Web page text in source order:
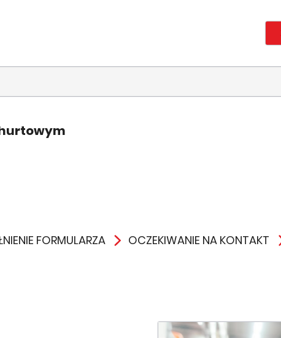
FORMULARZA OCZEKIWANIE NA KONTAKT